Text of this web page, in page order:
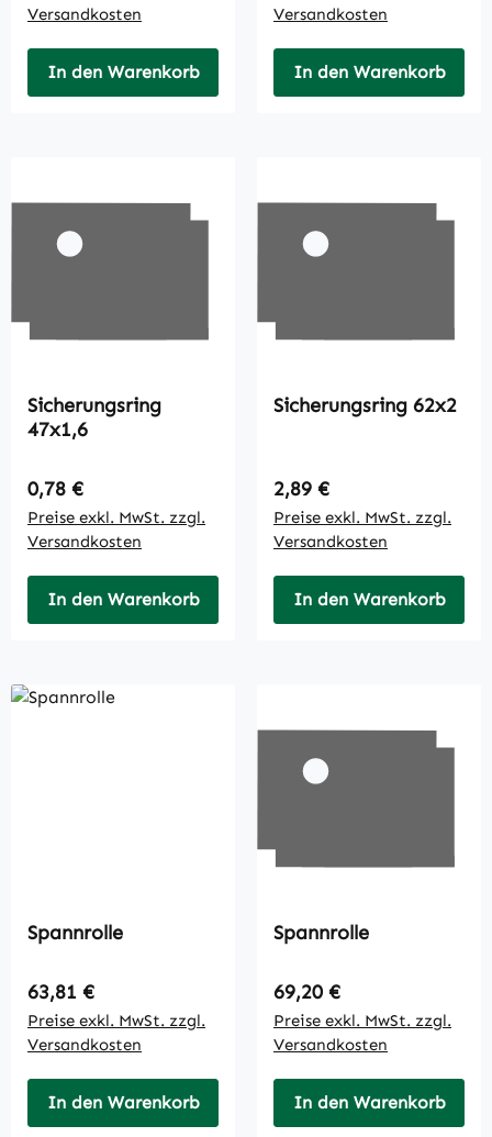
Versandkosten
In den Warenkorb
Versandkosten
In den Warenkorb
Sicherungsring
47x1,6
Regulärer Preis:
0,78 €
Preise exkl. MwSt. zzgl.
Versandkosten
In den Warenkorb
Sicherungsring 62x2
Regulärer Preis:
2,89 €
Preise exkl. MwSt. zzgl.
Versandkosten
In den Warenkorb
Spannrolle
Regulärer Preis:
63,81 €
Preise exkl. MwSt. zzgl.
Versandkosten
In den Warenkorb
Spannrolle
Regulärer Preis:
69,20 €
Preise exkl. MwSt. zzgl.
Versandkosten
In den Warenkorb